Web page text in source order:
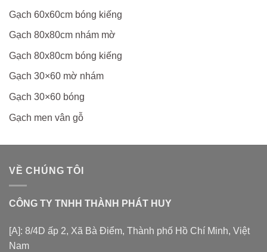
Gạch 60x60cm bóng kiếng
Gạch 80x80cm nhám mờ
Gạch 80x80cm bóng kiếng
Gạch 30×60 mờ nhám
Gạch 30×60 bóng
Gạch men vân gỗ
VỀ CHÚNG TÔI
CÔNG TY TNHH THÀNH PHÁT HUY
[A]: 8/4D ấp 2, Xã Bà Điểm, Thành phố Hồ Chí Minh, Việt
Nam